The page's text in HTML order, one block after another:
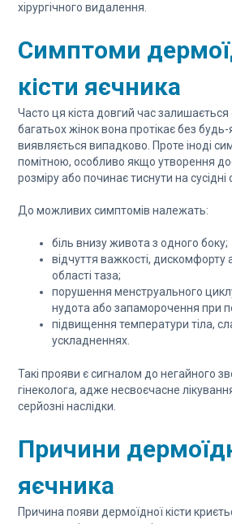
хірургічного видалення.
Симптоми
кісти яєчника
Часто ця кіста довгий час
багатьох жінок вона протікає без будь-
виявляється випадково. Проте іноді
помітною, особливо якщо утворення
розміру або починає тиснути на сусідні
До можливих симптомів належать:
біль внизу живота з одного боку;
відчуття важкості, дискомфорту
області таза;
порушення менструального
нудота або запаморочення при
підвищення температури тіла,
ускладненнях.
Такі прояви є сигналом до негайного
гінеколога, адже несвоєчасне
серйозні наслідки.
Причини
яєчника
Причина появи дермоїдної кісти